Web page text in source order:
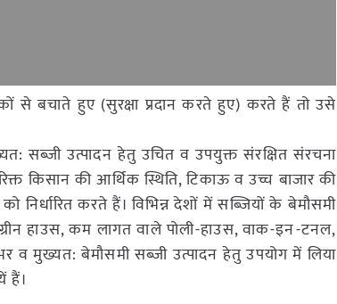
बचाते हुए (सुरक्षा प्रदान करते हुए) करते हैं तो उसे
सब्जी उत्पादन हेतु उचित व उपयुक्त संरक्षित संरचना
किसान की आर्थिक स्थिति, टिकाऊ व उच्च बाजार की
करते हैं। विभिन्न देशों में सब्जियों के बेमौसमी
हाउस, कम लागत वाले पोली-हाउस, वाक-इन-टनल,
व मुख्यत: बेमौसमी सब्जी उत्पादन हेतु उपयोग में लिया
हैं।